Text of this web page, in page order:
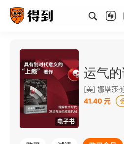
电子书
运气
[美] 娜塔莎·
41.40 元